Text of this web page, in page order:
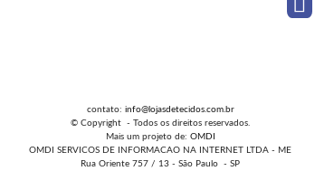
contato: info@lojasdetecidos.com.br
© Copyright - Todos os direitos reservados.
Mais um projeto de: OMDI
OMDI SERVICOS DE INFORMACAO NA INTERNET LTDA - ME
Rua Oriente 757 / 13 - São Paulo - SP